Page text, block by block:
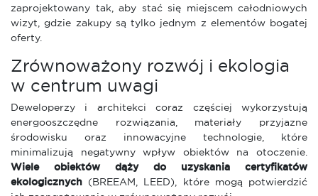
zaprojektowany tak, aby stać się miejscem całodniowych
wizyt, gdzie zakupy są tylko jednym z elementów bogatej
oferty.
Zrównoważony rozwój i ekologia
w centrum uwagi
Deweloperzy i architekci coraz częściej wykorzystują
energooszczędne rozwiązania, materiały przyjazne
środowisku oraz innowacyjne technologie, które
minimalizują negatywny wpływ obiektów na otoczenie.
Wiele obiektów dąży do uzyskania certyfikatów
ekologicznych (BREEAM, LEED), które mogą potwierdzić